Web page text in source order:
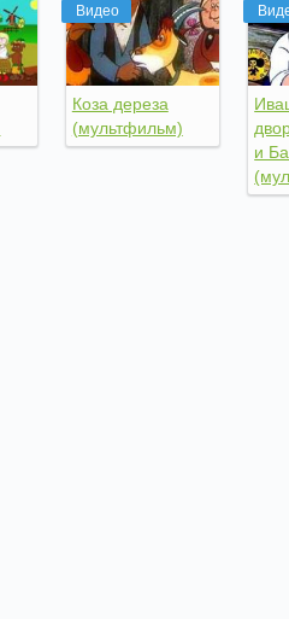
Видео
Коза дереза
(мультфильм)
и